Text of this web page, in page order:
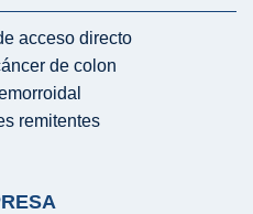
acceso directo
de colon
remitentes